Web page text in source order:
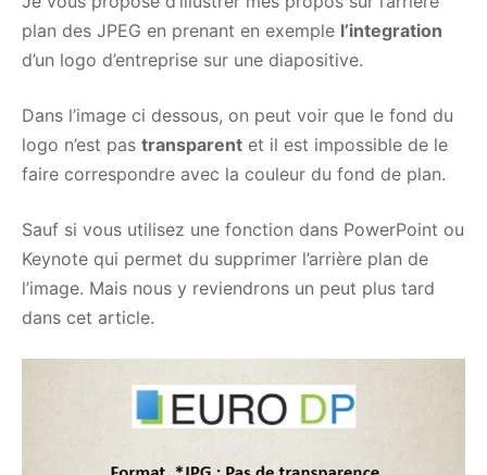
plan des JPEG en prenant en exemple l’integration
d’un logo d’entreprise sur une diapositive.
Dans l’image ci dessous, on peut voir que le fond du
logo n’est pas transparent et il est impossible de le
faire correspondre avec la couleur du fond de plan.
Sauf si vous utilisez une fonction dans PowerPoint ou
Keynote qui permet du supprimer l’arrière plan de
l’image. Mais nous y reviendrons un peut plus tard
dans cet article.